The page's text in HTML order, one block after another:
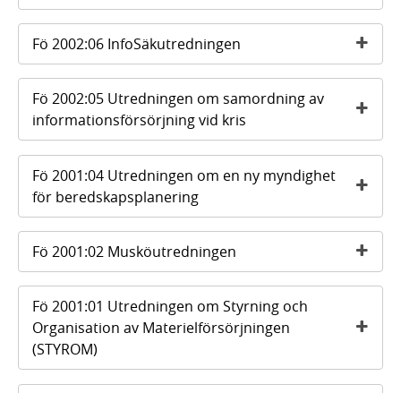
Fö 2002:06 InfoSäkutredningen
Fö 2002:05 Utredningen om samordning av
informationsförsörjning vid kris
Fö 2001:04 Utredningen om en ny myndighet
för beredskapsplanering
Fö 2001:02 Musköutredningen
Fö 2001:01 Utredningen om Styrning och
Organisation av Materielförsörjningen
(STYROM)